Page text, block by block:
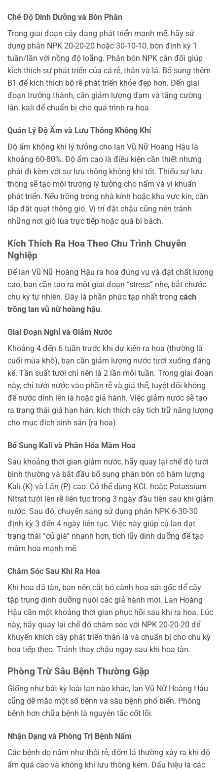
Chế Độ Dinh Dưỡng và Bón Phân
Trong giai đoạn cây đang phát triển mạnh mẽ, hãy sử
dụng phân NPK 20-20-20 hoặc 30-10-10, bón định kỳ 1
tuần/lần với nồng độ loãng. Phân bón NPK cân đối giúp
kích thích sự phát triển của cả rễ, thân và lá. Bổ sung thêm
B1 để kích thích bộ rễ phát triển khỏe đẹp hơn. Đến giai
đoạn trưởng thành, cần giảm lượng đạm và tăng cường
lân, kali để chuẩn bị cho quá trình ra hoa.
Quản Lý Độ Ẩm và Lưu Thông Không Khí
Độ ẩm không khí lý tưởng cho lan Vũ Nữ Hoàng Hậu là
khoảng 60-80%. Độ ẩm cao là điều kiện cần thiết nhưng
phải đi kèm với sự lưu thông không khí tốt. Thiếu sự lưu
thông sẽ tạo môi trường lý tưởng cho nấm và vi khuẩn
phát triển. Nếu trồng trong nhà kính hoặc khu vực kín, cần
lắp đặt quạt thông gió. Vị trí đặt chậu cũng nên tránh
những nơi gió lùa trực tiếp hoặc quá bí bách.
Kích Thích Ra Hoa Theo Chu Trình Chuyên
Nghiệp
Để lan Vũ Nữ Hoàng Hậu ra hoa đúng vụ và đạt chất lượng
cao, bạn cần tạo ra một giai đoạn “stress” nhẹ, bắt chước
chu kỳ tự nhiên. Đây là phần phức tạp nhất trong cách
trồng lan vũ nữ hoàng hậu.
Giai Đoạn Nghỉ và Giảm Nước
Khoảng 4 đến 6 tuần trước khi dự kiến ra hoa (thường là
cuối mùa khô), bạn cần giảm lượng nước tưới xuống đáng
kể. Tần suất tưới chỉ nên là 2 lần mỗi tuần. Trong giai đoạn
này, chỉ tưới nước vào phần rễ và giá thể, tuyệt đối không
để nước dính lên lá hoặc giả hành. Việc giảm nước sẽ tạo
ra trạng thái giả hạn hán, kích thích cây tích trữ năng lượng
cho mục đích sinh sản (ra hoa).
Bổ Sung Kali và Phân Hóa Mầm Hoa
Sau khoảng thời gian giảm nước, hãy quay lại chế độ tưới
bình thường và bắt đầu bổ sung phân bón có hàm lượng
Kali (K) và Lân (P) cao. Có thể dùng KCL hoặc Potassium
Nitrat tưới lên rễ liên tục trong 3 ngày đầu tiên sau khi giảm
nước. Sau đó, chuyển sang sử dụng phân NPK 6-30-30
định kỳ 3 đến 4 ngày liên tục. Việc này giúp củ lan đạt
trạng thái “củ già” nhanh hơn, tích lũy dinh dưỡng để tạo
mầm hoa mạnh mẽ.
Chăm Sóc Sau Khi Ra Hoa
Khi hoa đã tàn, bạn nên cắt bỏ cành hoa sát gốc để cây
tập trung dinh dưỡng nuôi các giả hành mới. Lan Hoàng
Hậu cần một khoảng thời gian phục hồi sau khi ra hoa. Lúc
này, hãy quay lại chế độ chăm sóc với NPK 20-20-20 để
khuyến khích cây phát triển thân lá và chuẩn bị cho chu kỳ
hoa tiếp theo. Tránh thay chậu ngay sau khi hoa tàn.
Phòng Trừ Sâu Bệnh Thường Gặp
Giống như bất kỳ loài lan nào khác, lan Vũ Nữ Hoàng Hậu
cũng dễ mắc một số bệnh và sâu bệnh phổ biến. Phòng
bệnh hơn chữa bệnh là nguyên tắc cốt lõi.
Nhận Dạng và Phòng Trị Bệnh Nấm
Các bệnh do nấm như thối rễ, đốm lá thường xảy ra khi độ
ẩm quá cao và không khí lưu thông kém. Dấu hiệu là các